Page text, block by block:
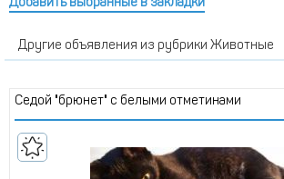
Добавить выбранные в закладки
Другие объявления из рубрики Животные
Седой "брюнет" с белыми отметинами